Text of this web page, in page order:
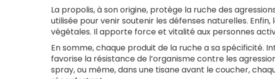
La propolis, à son origine, protège la ruche des
utilisée pour venir soutenir les défenses naturelles.
végétales. Il apporte force et vitalité aux personnes
En somme, chaque produit de la ruche a sa spécificité.
favorise la résistance de l’organisme contre les
spray, ou même, dans une tisane avant le coucher,